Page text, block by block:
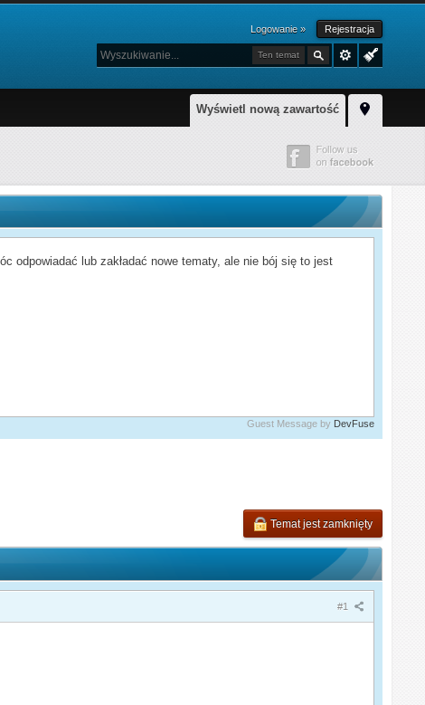
Logowanie » Rejestracja
Ten temat
Wyświetl nową zawartość
odpowiadać lub zakładać nowe tematy, ale nie bój się to jest
Guest Message by DevFuse
Temat jest zamknięty
#1